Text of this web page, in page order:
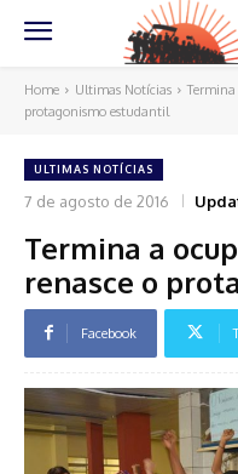
Home Ultimas Notícias
Termina
protagonismo estudantil
ULTIMAS NOTÍCIAS
7 de agosto de 2016
Termina a
renasce o
Facebook